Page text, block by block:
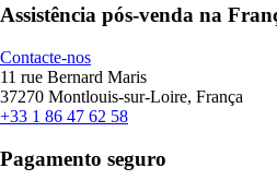
Assistência pós-venda na
Contacte-nos
11 rue Bernard Maris
37270 Montlouis-sur-Loire, França
+33 1 86 47 62 58
Pagamento seguro